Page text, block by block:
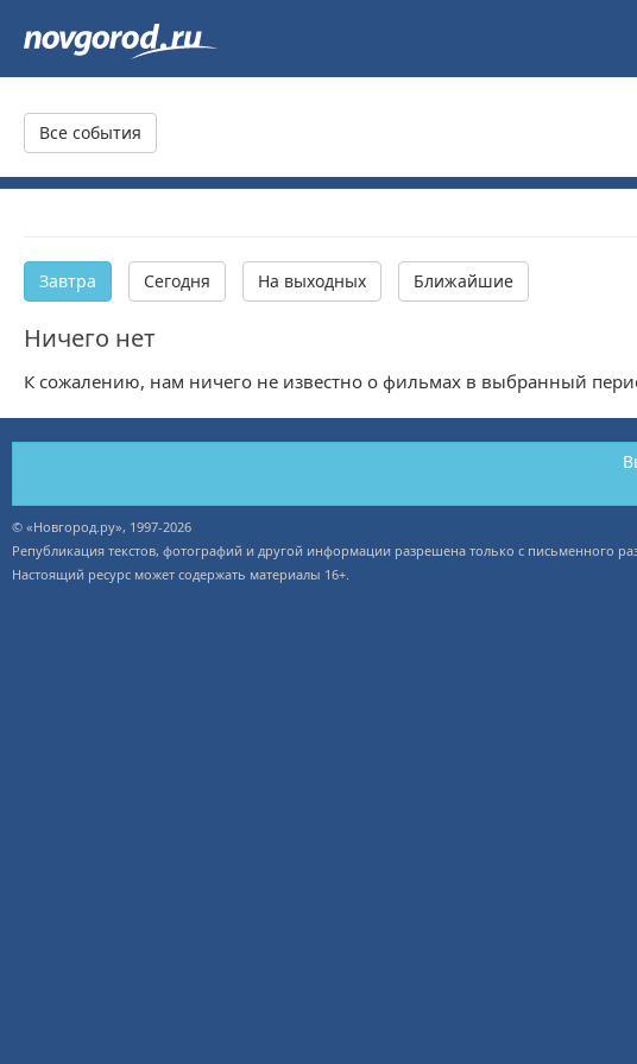
Все события
Завтра Сегодня На выходных Ближайшие
Ничего нет
К сожалению, нам ничего не известно о фильмах в выбранный
© «Новгород.ру», 1997-2026
Републикация текстов, фотографий и другой информации разрешена только с письменного
Настоящий ресурс может содержать материалы 16+.